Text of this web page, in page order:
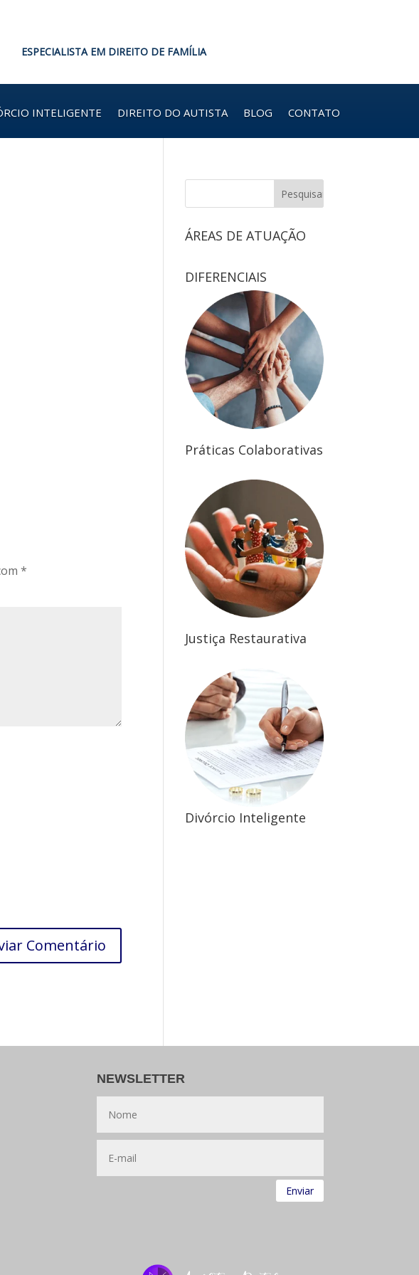
ESPECIALISTA EM DIREITO DE FAMÍLIA
INTELIGENTE DIREITO DO AUTISTA BLOG CONTATO
*
ÁREAS DE ATUAÇÃO
DIFERENCIAIS
Práticas Colaborativas
Justiça Restaurativa
Divórcio Inteligente
NEWSLETTER
Enviar